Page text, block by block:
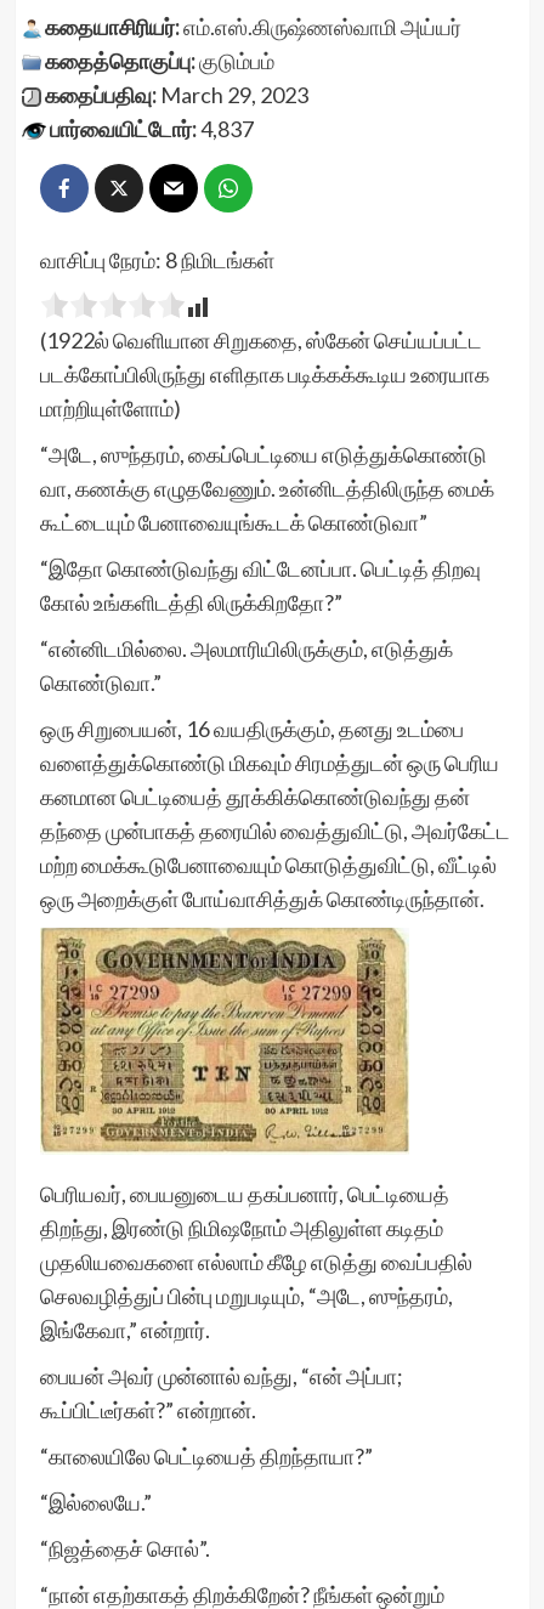
கதையாசிரியர்:எம்.எஸ்.கிருஷ்ணஸ்வாமி அய்யர்
கதைத்தொகுப்பு:குடும்பம்
கதைப்பதிவு:March 29, 2023
பார்வையிட்டோர்:4,837
வாசிப்பு நேரம்: 8நிமிடங்கள்
(1922ல் வெளியான சிறுகதை, ஸ்கேன் செய்யப்பட்ட
படக்கோப்பிலிருந்து எளிதாக படிக்கக்கூடிய உரையாக
மாற்றியுள்ளோம்)
“அடே, ஸுந்தரம், கைப்பெட்டியை எடுத்துக்கொண்டு
வா, கணக்கு எழுதவேணும். உன்னிடத்திலிருந்த மைக்
கூட்டையும் பேனாவையுங்கூடக் கொண்டுவா”
“இதோ கொண்டுவந்து விட்டேனப்பா. பெட்டித் திறவு
கோல் உங்களிடத்தி லிருக்கிறதோ?”
“என்னிடமில்லை. அலமாரியிலிருக்கும், எடுத்துக்
கொண்டுவா.”
ஒரு சிறுபையன், 16 வயதிருக்கும், தனது உடம்பை
வளைத்துக்கொண்டு மிகவும் சிரமத்துடன் ஒரு பெரிய
கனமான பெட்டியைத் தூக்கிக்கொண்டுவந்து தன்
தந்தை முன்பாகத் தரையில் வைத்துவிட்டு, அவர்கேட்ட
மற்ற மைக்கூடுபேனாவையும் கொடுத்துவிட்டு, வீட்டில்
ஒரு அறைக்குள் போய்வாசித்துக் கொண்டிருந்தான்.
பெரியவர், பையனுடைய தகப்பனார், பெட்டியைத்
திறந்து, இரண்டு நிமிஷநோம் அதிலுள்ள கடிதம்
முதலியவைகளை எல்லாம் கீழே எடுத்து வைப்பதில்
செலவழித்துப் பின்பு மறுபடியும், “அடே, ஸுந்தரம்,
இங்கேவா,” என்றார்.
பையன் அவர் முன்னால் வந்து, “என் அப்பா;
கூப்பிட்டீர்கள்?” என்றான்.
“காலையிலே பெட்டியைத் திறந்தாயா?”
“இல்லையே.”
“நிஜத்தைச் சொல்”.
“நான் எதற்காகத் திறக்கிறேன்? நீங்கள் ஒன்றும்